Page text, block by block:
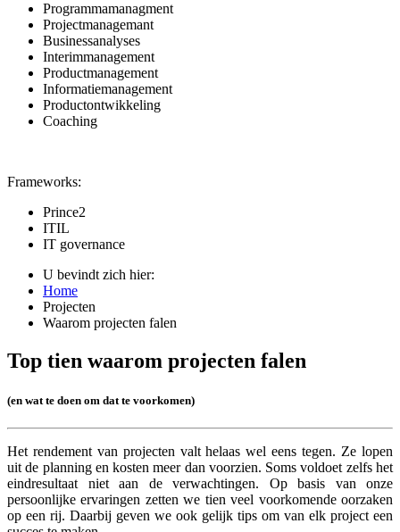
Programmamanagment
Projectmanagemant
Businessanalyses
Interimmanagement
Productmanagement
Informatiemanagement
Productontwikkeling
Coaching
Frameworks:
Prince2
ITIL
IT governance
U bevindt zich hier:
Home
Projecten
Waarom projecten falen
Top tien waarom projecten falen
(en wat te doen om dat te voorkomen)
Het rendement van projecten valt helaas wel eens tegen. Ze lopen
uit de planning en kosten meer dan voorzien. Soms voldoet zelfs het
eindresultaat niet aan de verwachtingen. Op basis van onze
persoonlijke ervaringen zetten we tien veel voorkomende oorzaken
op een rij. Daarbij geven we ook gelijk tips om van elk project een